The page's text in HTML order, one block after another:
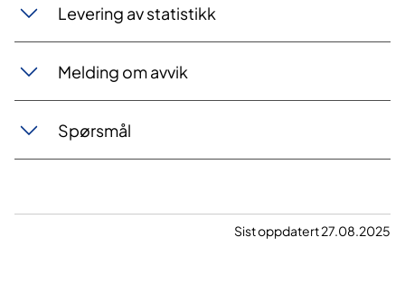
Levering av statistikk
Melding om avvik
Spørsmål
Sist oppdatert 27.08.2025